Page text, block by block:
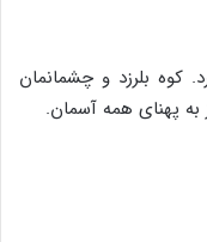
کوه بلرزد و چشمانمان
پهنای همه آسمان.